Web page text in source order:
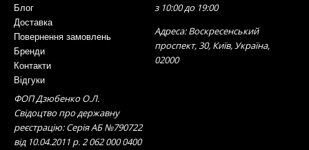
Блог
Доставка
Повернення замовлень
Бренди
Контакти
Відгуки
з 10:00 до 19:00
Адреса: Воскресенський
проспект, 30, Київ, Україна,
02000
ФОП Дзюбенко О.Л.
Свідоцтво про державну
реєстрацію: Серія АБ №790722
від 10.04.2011 р. 2 062 000 0400